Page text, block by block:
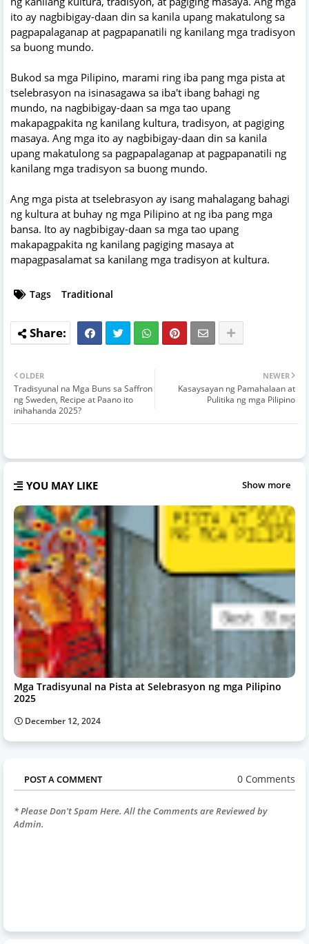
ito ay nagbibigay-daan din sa kanila upang makatulong sa
pagpapalaganap at pagpapanatili ng kanilang mga tradisyon
sa buong mundo.
Bukod sa mga Pilipino, marami ring iba pang mga pista at
tselebrasyon na isinasagawa sa iba't ibang bahagi ng
mundo, na nagbibigay-daan sa mga tao upang
makapagpakita ng kanilang kultura, tradisyon, at pagiging
masaya. Ang mga ito ay nagbibigay-daan din sa kanila
upang makatulong sa pagpapalaganap at pagpapanatili ng
kanilang mga tradisyon sa buong mundo.
Ang mga pista at tselebrasyon ay isang mahalagang bahagi
ng kultura at buhay ng mga Pilipino at ng iba pang mga
bansa. Ito ay nagbibigay-daan sa mga tao upang
makapagpakita ng kanilang pagiging masaya at
mapagpasalamat sa kanilang mga tradisyon at kultura.
Tags Traditional
NEWER
Kasaysayan ng Pamahalaan at
Pulitika ng mga Pilipino
OLDER
Tradisyunal na Mga Buns sa Saffron
ng Sweden, Recipe at Paano ito
inihahanda 2025?
YOU MAY LIKE Show more
Mga Tradisyunal na Pista at Selebrasyon ng mga Pilipino
2025
December 12, 2024
POST A COMMENT 0 Comments
* Please Don't Spam Here. All the Comments are Reviewed by
Admin.